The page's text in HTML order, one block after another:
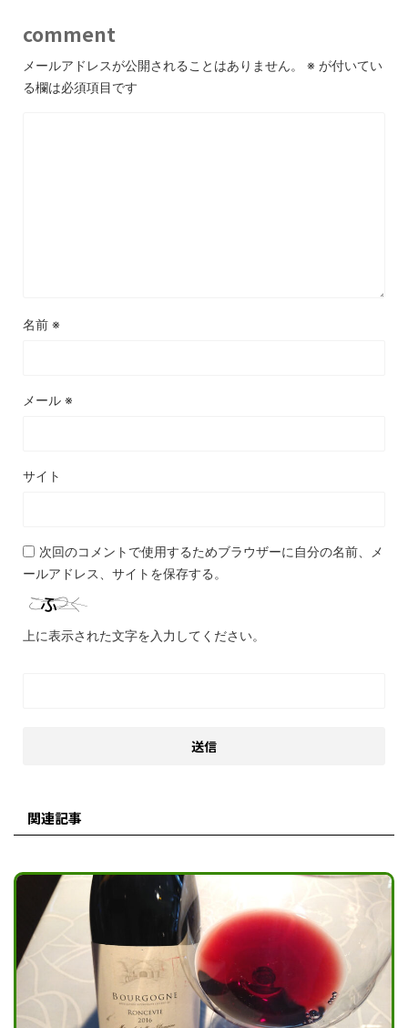
comment
メールアドレスが公開されることはありません。 ※ が付いてい
る欄は必須項目です
名前 ※
メール ※
サイト
次回のコメントで使用するためブラウザーに自分の名前、メ
ールアドレス、サイトを保存する。
上に表示された文字を入力してください。
関連記事